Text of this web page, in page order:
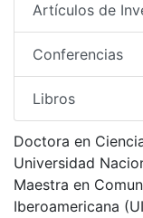
Artículos de
Conferencias
Libros
Doctora en
Universidad
Maestra en
Iberoamericana